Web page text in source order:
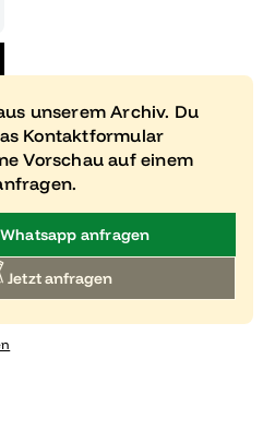
unserem Archiv. Du
Kontaktformular
Vorschau auf einem
anfragen
Jetzt anfragen